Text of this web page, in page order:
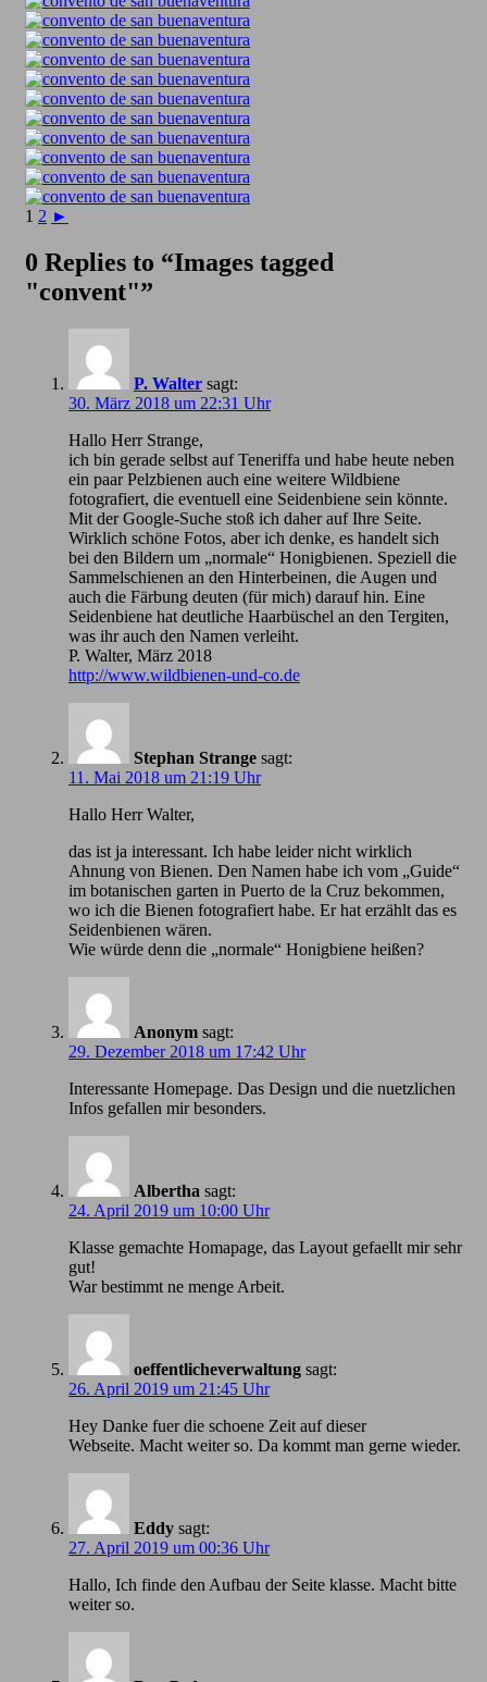
1 2 ►
0 Replies to “Images tagged
"convent"”
P. Walter sagt:
30. März 2018 um 22:31 Uhr
Hallo Herr Strange,
ich bin gerade selbst auf Teneriffa und habe heute neben
ein paar Pelzbienen auch eine weitere Wildbiene
fotografiert, die eventuell eine Seidenbiene sein könnte.
Mit der Google-Suche stoß ich daher auf Ihre Seite.
Wirklich schöne Fotos, aber ich denke, es handelt sich
bei den Bildern um „normale“ Honigbienen. Speziell die
Sammelschienen an den Hinterbeinen, die Augen und
auch die Färbung deuten (für mich) darauf hin. Eine
Seidenbiene hat deutliche Haarbüschel an den Tergiten,
was ihr auch den Namen verleiht.
P. Walter, März 2018
http://www.wildbienen-und-co.de
Stephan Strange sagt:
11. Mai 2018 um 21:19 Uhr
Hallo Herr Walter,
das ist ja interessant. Ich habe leider nicht wirklich
Ahnung von Bienen. Den Namen habe ich vom „Guide“
im botanischen garten in Puerto de la Cruz bekommen,
wo ich die Bienen fotografiert habe. Er hat erzählt das es
Seidenbienen wären.
Wie würde denn die „normale“ Honigbiene heißen?
Anonym sagt:
29. Dezember 2018 um 17:42 Uhr
Іnteressante Homepage. Das Design und die nuetzlichen
Infos gefallen mir besonders.
Albertha sagt:
24. April 2019 um 10:00 Uhr
Klasse gemachte Homapage, das Layout gefaellt mir sehr
gut!
War bestimmt ne menge Arbeit.
oeffentlicheverwaltung sagt:
26. April 2019 um 21:45 Uhr
Hey Danke fuer die schoene Zeit auf dieser
Webseite. Macht weiter so. Da kommt man gerne wieder.
Eddy sagt:
27. April 2019 um 00:36 Uhr
Hallo, Ich finde den Aufbau der Seite klasse. Macht bitte
weiter so.